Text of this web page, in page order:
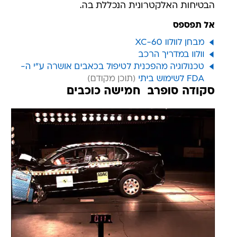
הבטיחות האלקטרונית הנכללת בה.
אל תפספס
מבחן לוולוו XC-60
וולוו במדריך הרכב
טכנולוגיה מהפכנית לטיפול בכאבים אושרה ע"י ה-
FDA לשימוש ביתי
סקודה סופרב  חמישה כוכבים